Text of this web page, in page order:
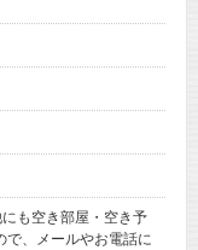
も空き部屋・空き予
で、メールやお電話に